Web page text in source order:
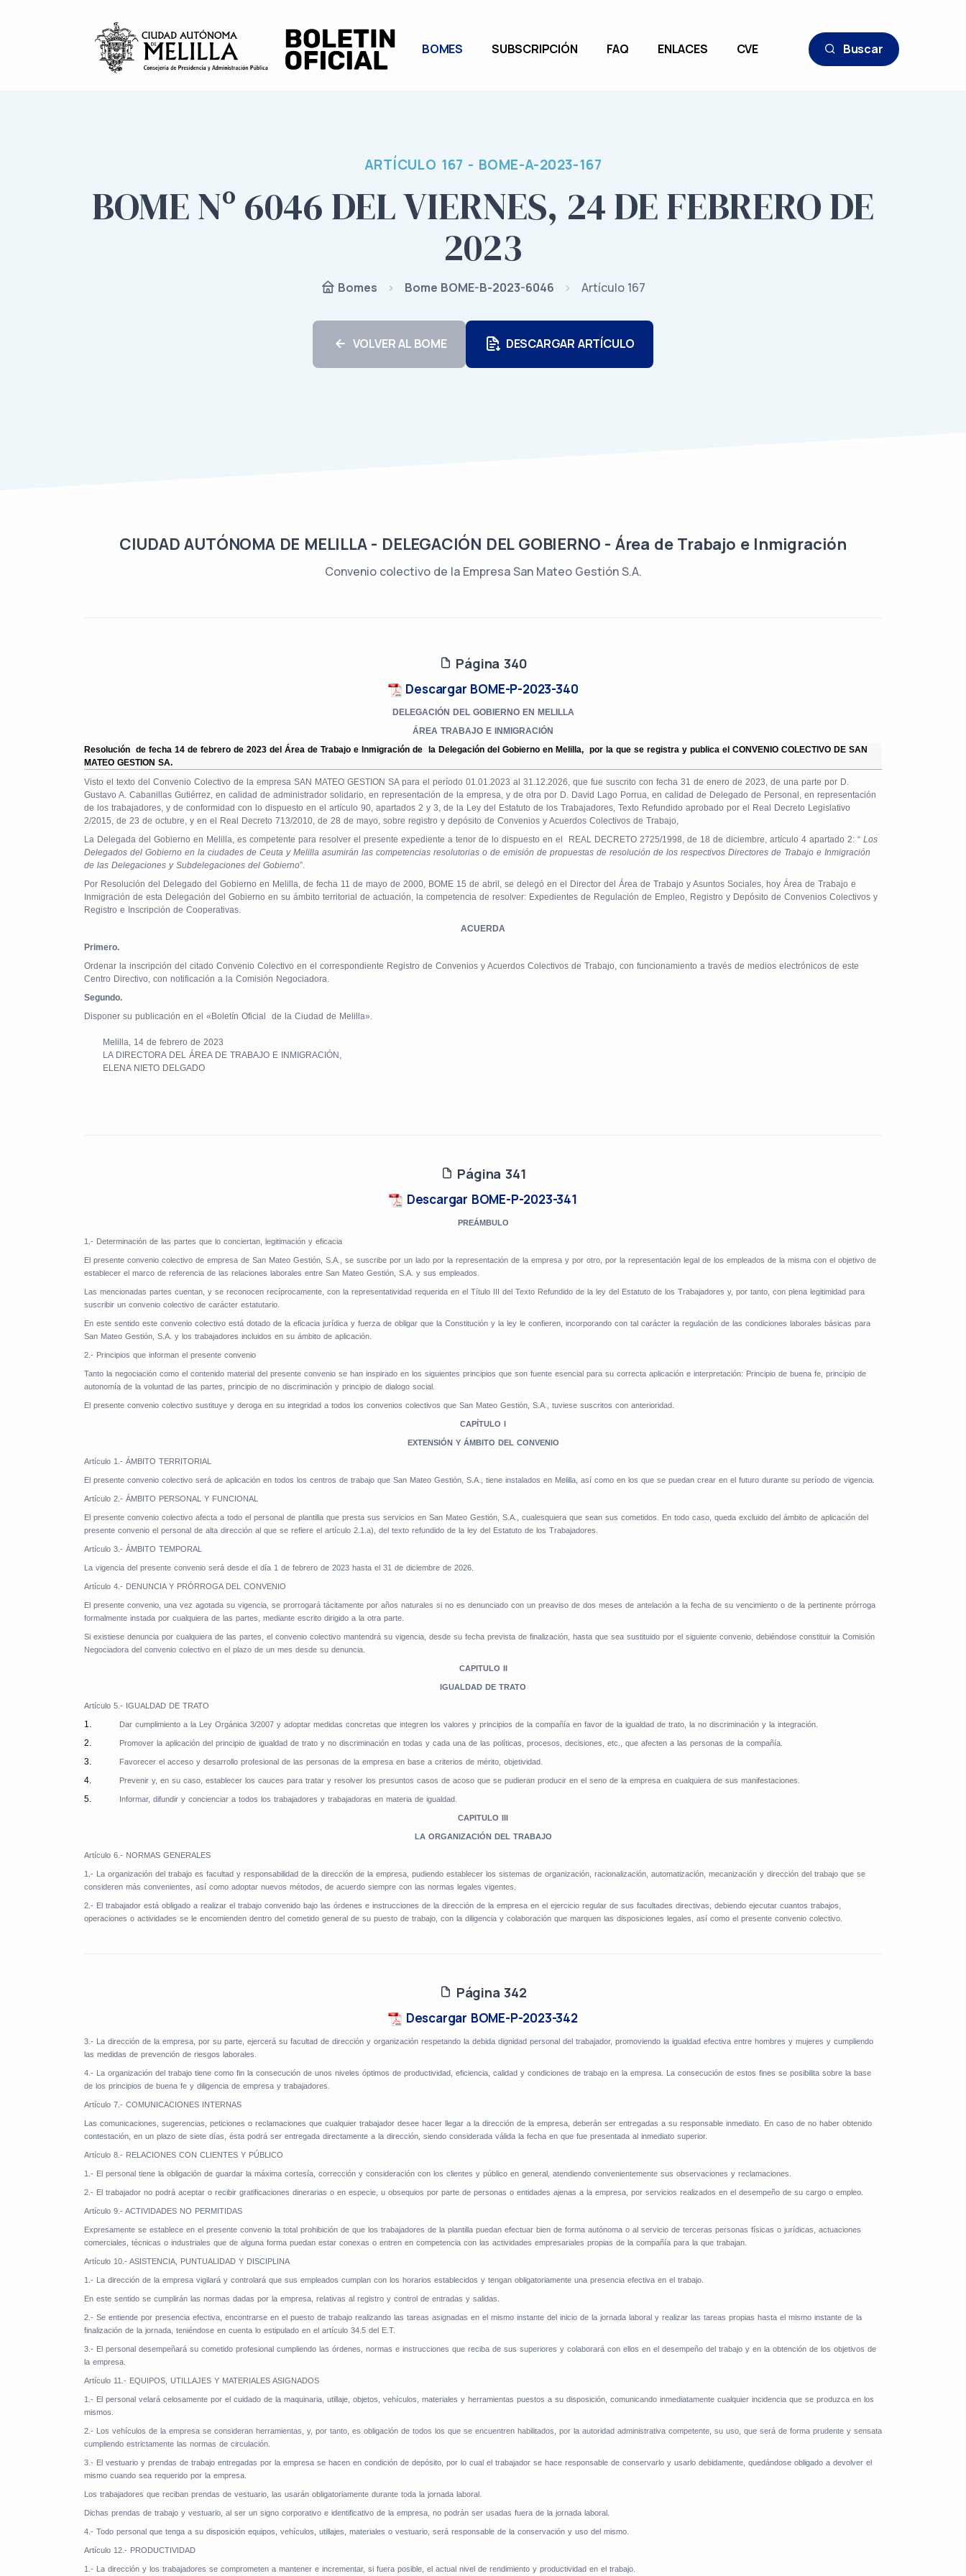
BOMES SUBSCRIPCIÓN FAQ ENLACES CVE Buscar
ARTÍCULO 167 - BOME-A-2023-167
BOME Nº 6046 DEL VIERNES, 24 DE FEBRERO DE
2023
Bomes Bome BOME-B-2023-6046 Artículo 167
VOLVER AL BOME DESCARGAR ARTÍCULO
CIUDAD AUTÓNOMA DE MELILLA - DELEGACIÓN DEL GOBIERNO - Área de Trabajo e Inmigración
Convenio colectivo de la Empresa San Mateo Gestión S.A.
Página 340
Descargar BOME-P-2023-340
DELEGACIÓN DEL GOBIERNO EN MELILLA
ÁREA TRABAJO E INMIGRACIÓN
Resolución de fecha 14 de febrero de 2023 del Área de Trabajo e Inmigración de la Delegación del Gobierno en Melilla, por la que se registra y publica el CONVENIO COLECTIVO DE SAN
MATEO GESTION SA.
Visto el texto del Convenio Colectivo de la empresa SAN MATEO GESTION SA para el período 01.01.2023 al 31.12.2026, que fue suscrito con fecha 31 de enero de 2023, de una parte por D.
Gustavo A. Cabanillas Gutiérrez, en calidad de administrador solidario, en representación de la empresa, y de otra por D. David Lago Porrua, en calidad de Delegado de Personal, en representación
de los trabajadores, y de conformidad con lo dispuesto en el artículo 90, apartados 2 y 3, de la Ley del Estatuto de los Trabajadores, Texto Refundido aprobado por el Real Decreto Legislativo
2/2015, de 23 de octubre, y en el Real Decreto 713/2010, de 28 de mayo, sobre registro y depósito de Convenios y Acuerdos Colectivos de Trabajo,
La Delegada del Gobierno en Melilla, es competente para resolver el presente expediente a tenor de lo dispuesto en el
REAL DECRETO 2725/1998, de 18 de diciembre, artículo 4 apartado 2: “ Los
Delegados del Gobierno en la ciudades de Ceuta y Melilla asumirán las competencias resolutorias o de emisión de propuestas de resolución de los respectivos Directores de Trabajo e Inmigración
de las Delegaciones y Subdelegaciones del Gobierno”.
Por Resolución del Delegado del Gobierno en Melilla, de fecha 11 de mayo de 2000, BOME 15 de abril, se delegó en el Director del Área de Trabajo y Asuntos Sociales, hoy Área de Trabajo e
Inmigración de esta Delegación del Gobierno en su ámbito territorial de actuación, la competencia de resolver: Expedientes de Regulación de Empleo, Registro y Depósito de Convenios Colectivos y
Registro e Inscripción de Cooperativas.
ACUERDA
Primero.
Ordenar la inscripción del citado Convenio Colectivo en el correspondiente Registro de Convenios y Acuerdos Colectivos de Trabajo, con funcionamiento a través de medios electrónicos de este
Centro Directivo, con notificación a la Comisión Negociadora.
Segundo.
Disponer su publicación en el «Boletín Oficial
de la Ciudad de Melilla».
Melilla, 14 de febrero de 2023
LA DIRECTORA DEL ÁREA DE TRABAJO E INMIGRACIÓN,
ELENA NIETO DELGADO
Página 341
Descargar BOME-P-2023-341
PREÁMBULO
1.- Determinación de las partes que lo conciertan, legitimación y eficacia
El presente convenio colectivo de empresa de San Mateo Gestión, S.A., se suscribe por un lado por la representación de la empresa y por otro, por la representación legal de los empleados de la misma con el objetivo de
establecer el marco de referencia de las relaciones laborales entre San Mateo Gestión, S.A. y sus empleados.
Las mencionadas partes cuentan, y se reconocen recíprocamente, con la representatividad requerida en el Título III del Texto Refundido de la ley del Estatuto de los Trabajadores y, por tanto, con plena legitimidad para
suscribir un convenio colectivo de carácter estatutario.
En este sentido este convenio colectivo está dotado de la eficacia jurídica y fuerza de obligar que la Constitución y la ley le confieren, incorporando con tal carácter la regulación de las condiciones laborales básicas para
San Mateo Gestión, S.A. y los trabajadores incluidos en su ámbito de aplicación.
2.- Principios que informan el presente convenio
Tanto la negociación como el contenido material del presente convenio se han inspirado en los siguientes principios que son fuente esencial para su correcta aplicación e interpretación: Principio de buena fe, principio de
autonomía de la voluntad de las partes, principio de no discriminación y principio de dialogo social.
El presente convenio colectivo sustituye y deroga en su integridad a todos los convenios colectivos que San Mateo Gestión, S.A., tuviese suscritos con anterioridad.
CAPÍTULO I
EXTENSIÓN Y ÁMBITO DEL CONVENIO
Artículo 1.- ÁMBITO TERRITORIAL
El presente convenio colectivo será de aplicación en todos los centros de trabajo que San Mateo Gestión, S.A., tiene instalados en Melilla, así como en los que se puedan crear en el futuro durante su período de vigencia.
Artículo 2.- ÁMBITO PERSONAL Y FUNCIONAL
El presente convenio colectivo afecta a todo el personal de plantilla que presta sus servicios en San Mateo Gestión, S.A., cualesquiera que sean sus cometidos. En todo caso, queda excluido del ámbito de aplicación del
presente convenio el personal de alta dirección al que se refiere el artículo 2.1.a), del texto refundido de la ley del Estatuto de los Trabajadores.
Artículo 3.- ÁMBITO TEMPORAL
La vigencia del presente convenio será desde el día 1 de febrero de 2023 hasta el 31 de diciembre de 2026.
Artículo 4.- DENUNCIA Y PRÓRROGA DEL CONVENIO
El presente convenio, una vez agotada su vigencia, se prorrogará tácitamente por años naturales si no es denunciado con un preaviso de dos meses de antelación a la fecha de su vencimiento o de la pertinente prórroga
formalmente instada por cualquiera de las partes, mediante escrito dirigido a la otra parte.
Si existiese denuncia por cualquiera de las partes, el convenio colectivo mantendrá su vigencia, desde su fecha prevista de finalización, hasta que sea sustituido por el siguiente convenio, debiéndose constituir la Comisión
Negociadora del convenio colectivo en el plazo de un mes desde su denuncia.
CAPITULO II
IGUALDAD DE TRATO
Artículo 5.- IGUALDAD DE TRATO
1. Dar cumplimiento a la Ley Orgánica 3/2007 y adoptar medidas concretas que integren los valores y principios de la compañía en favor de la igualdad de trato, la no discriminación y la integración.
2. Promover la aplicación del principio de igualdad de trato y no discriminación en todas y cada una de las políticas, procesos, decisiones, etc., que afecten a las personas de la compañía.
3. Favorecer el acceso y desarrollo profesional de las personas de la empresa en base a criterios de mérito, objetividad.
4. Prevenir y, en su caso, establecer los cauces para tratar y resolver los presuntos casos de acoso que se pudieran producir en el seno de la empresa en cualquiera de sus manifestaciones.
5. Informar, difundir y concienciar a todos los trabajadores y trabajadoras en materia de igualdad.
CAPITULO III
LA ORGANIZACIÓN DEL TRABAJO
Artículo 6.- NORMAS GENERALES
1.- La organización del trabajo es facultad y responsabilidad de la dirección de la empresa, pudiendo establecer los sistemas de organización, racionalización, automatización, mecanización y dirección del trabajo que se
consideren más convenientes, así como adoptar nuevos métodos, de acuerdo siempre con las normas legales vigentes.
2.- El trabajador está obligado a realizar el trabajo convenido bajo las órdenes e instrucciones de la dirección de la empresa en el ejercicio regular de sus facultades directivas, debiendo ejecutar cuantos trabajos,
operaciones o actividades se le encomienden dentro del cometido general de su puesto de trabajo, con la diligencia y colaboración que marquen las disposiciones legales, así como el presente convenio colectivo.
Página 342
Descargar BOME-P-2023-342
3.- La dirección de la empresa, por su parte, ejercerá su facultad de dirección y organización respetando la debida dignidad personal del trabajador, promoviendo la igualdad efectiva entre hombres y mujeres y cumpliendo
las medidas de prevención de riesgos laborales.
4.- La organización del trabajo tiene como fin la consecución de unos niveles óptimos de productividad, eficiencia, calidad y condiciones de trabajo en la empresa. La consecución de estos fines se posibilita sobre la base
de los principios de buena fe y diligencia de empresa y trabajadores.
Artículo 7.- COMUNICACIONES INTERNAS
Las comunicaciones, sugerencias, peticiones o reclamaciones que cualquier trabajador desee hacer llegar a la dirección de la empresa, deberán ser entregadas a su responsable inmediato. En caso de no haber obtenido
contestación, en un plazo de siete días, ésta podrá ser entregada directamente a la dirección, siendo considerada válida la fecha en que fue presentada al inmediato superior.
Artículo 8.- RELACIONES CON CLIENTES Y PÚBLICO
1.- El personal tiene la obligación de guardar la máxima cortesía, corrección y consideración con los clientes y público en general, atendiendo convenientemente sus observaciones y reclamaciones.
2.- El trabajador no podrá aceptar o recibir gratificaciones dinerarias o en especie, u obsequios por parte de personas o entidades ajenas a la empresa, por servicios realizados en el desempeño de su cargo o empleo.
Artículo 9.- ACTIVIDADES NO PERMITIDAS
Expresamente se establece en el presente convenio la total prohibición de que los trabajadores de la plantilla puedan efectuar bien de forma autónoma o al servicio de terceras personas físicas o jurídicas, actuaciones
comerciales, técnicas o industriales que de alguna forma puedan estar conexas o entren en competencia con las actividades empresariales propias de la compañía para la que trabajan.
Artículo 10.- ASISTENCIA, PUNTUALIDAD Y DISCIPLINA
1.- La dirección de la empresa vigilará y controlará que sus empleados cumplan con los horarios establecidos y tengan obligatoriamente una presencia efectiva en el trabajo.
En este sentido se cumplirán las normas dadas por la empresa, relativas al registro y control de entradas y salidas.
2.- Se entiende por presencia efectiva, encontrarse en el puesto de trabajo realizando las tareas asignadas en el mismo instante del inicio de la jornada laboral y realizar las tareas propias hasta el mismo instante de la
finalización de la jornada, teniéndose en cuenta lo estipulado en el artículo 34.5 del E.T.
3.- El personal desempeñará su cometido profesional cumpliendo las órdenes, normas e instrucciones que reciba de sus superiores y colaborará con ellos en el desempeño del trabajo y en la obtención de los objetivos de
la empresa.
Artículo 11.- EQUIPOS, UTILLAJES Y MATERIALES ASIGNADOS
1.- El personal velará celosamente por el cuidado de la maquinaria, utillaje, objetos, vehículos, materiales y herramientas puestos a su disposición, comunicando inmediatamente cualquier incidencia que se produzca en los
mismos.
2.- Los vehículos de la empresa se consideran herramientas, y, por tanto, es obligación de todos los que se encuentren habilitados, por la autoridad administrativa competente, su uso, que será de forma prudente y sensata
cumpliendo estrictamente las normas de circulación.
3.- El vestuario y prendas de trabajo entregadas por la empresa se hacen en condición de depósito, por lo cual el trabajador se hace responsable de conservarlo y usarlo debidamente, quedándose obligado a devolver el
mismo cuando sea requerido por la empresa.
Los trabajadores que reciban prendas de vestuario, las usarán obligatoriamente durante toda la jornada laboral.
Dichas prendas de trabajo y vestuario, al ser un signo corporativo e identificativo de la empresa, no podrán ser usadas fuera de la jornada laboral.
4.- Todo personal que tenga a su disposición equipos, vehículos, utillajes, materiales o vestuario, será responsable de la conservación y uso del mismo.
Artículo 12.- PRODUCTIVIDAD
1.- La dirección y los trabajadores se comprometen a mantener e incrementar, si fuera posible, el actual nivel de rendimiento y productividad en el trabajo.